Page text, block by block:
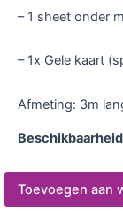
– 1 sheet onder
– 1x Gele kaart
Afmeting: 3m
Toevoegen aan